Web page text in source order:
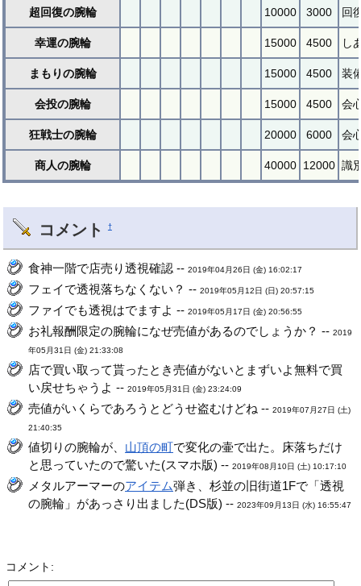
超回復の腕輪 10000 3000 回
幸運の腕輪 15000 4500 し
まもりの腕輪 15000 4500 装
会投の腕輪 15000 4500 会
狂戦士の腕輪 20000 6000 会
商人の腕輪 40000 12000 識
コメント †
食神一階で店売り透視確認 --2019年04月26日 (金) 16:02:17
フェイで透視落ちなくない？ --2019年05月12日 (日) 20:57:15
ファイでも透視はでますよ --2019年05月17日 (金) 20:56:55
お礼報酬限定の腕輪になぜ売値があるのでしょうか？ --2019
年05月31日 (金) 21:33:08
店で買い取って貰ったとき売値がないとまずいよ無料で買
い戻せちゃうよ --2019年05月31日 (金) 23:24:09
売値がいくらであろうとどうせ盗むけどね --2019年07月27日 (土)
21:40:35
値切りの腕輪が、 山頂の町で変化の壷で出た。床落ちだけ
と思っていたので驚いた(スマホ版) --2019年08月10日 (土) 10:17:10
メタルアーマーのアイテム弾き、杉並の旧街道1Fで「透視
の腕輪」があっさり出ました(DS版) --2023年09月13日 (水) 16:55:47
コメント: